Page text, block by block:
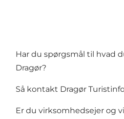
Har du spørgsmål til hvad
Dragør?
Så kontakt Dragør
Er du virksomhedsejer og